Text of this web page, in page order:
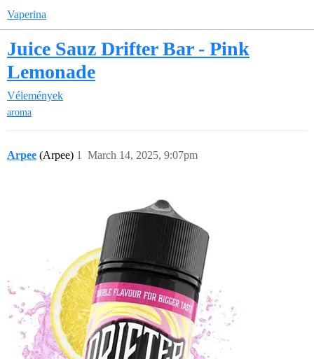
Vaperina
Juice Sauz Drifter Bar - Pink
Lemonade
Vélemények
aroma
Arpee (Arpee) March 14, 2025, 9:07pm
1